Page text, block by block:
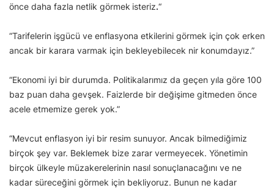
önce daha fazla netlik görmek isteriz.“
“Tarifelerin işgücü ve enflasyona etkilerini görmek için çok erken
ancak bir karara varmak için bekleyebilecek nir konumdayız.”
“Ekonomi iyi bir durumda. Politikalarımız da geçen yıla göre 100
baz puan daha gevşek. Faizlerde bir değişime gitmeden önce
acele etmemize gerek yok.”
“Mevcut enflasyon iyi bir resim sunuyor. Ancak bilmediğimiz
birçok şey var. Beklemek bize zarar vermeyecek. Yönetimin
birçok ülkeyle müzakerelerinin nasıl sonuçlanacağını ve ne
kadar süreceğini görmek için bekliyoruz. Bunun ne kadar